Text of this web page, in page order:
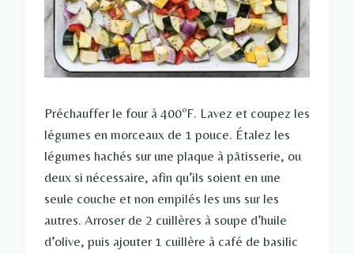
Préchauffer le four à 400ºF. Lavez et coupez les
légumes en morceaux de 1 pouce. Étalez les
légumes hachés sur une plaque à pâtisserie, ou
deux si nécessaire, afin qu’ils soient en une
seule couche et non empilés les uns sur les
autres. Arroser de 2 cuillères à soupe d’huile
d’olive, puis ajouter 1 cuillère à café de basilic